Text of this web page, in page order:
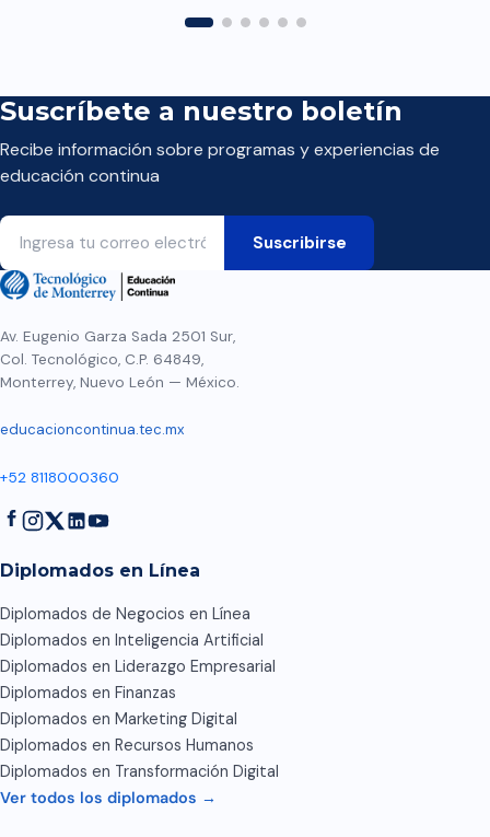
Suscríbete a nuestro boletín
Recibe información sobre programas y experiencias de
educación continua
Av. Eugenio Garza Sada 2501 Sur,
Col. Tecnológico, C.P. 64849,
Monterrey, Nuevo León — México.
educacioncontinua.tec.mx
+52 8118000360
Diplomados en Línea
Diplomados de Negocios en Línea
Diplomados en Inteligencia Artificial
Diplomados en Liderazgo Empresarial
Diplomados en Finanzas
Diplomados en Marketing Digital
Diplomados en Recursos Humanos
Diplomados en Transformación Digital
Ver todos los diplomados →